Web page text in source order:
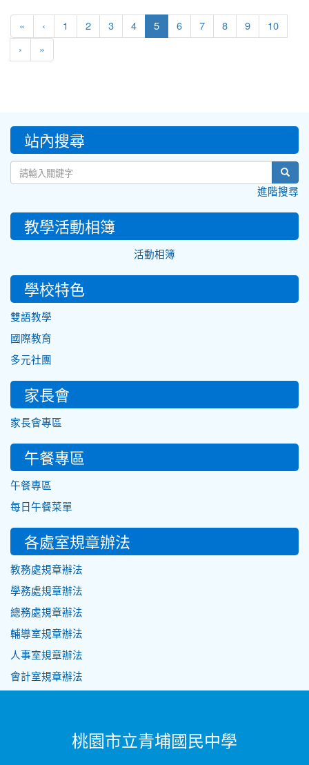
« ‹ 1 2 3 4 5(current)
6 7 8 9 10
› »
::: 站內搜尋
進階搜尋
教學活動相簿
活動相簿
學校特色
雙語教學
國際教育
多元社團
家長會
家長會專區
午餐專區
午餐專區
每日午餐菜單
各處室規章辦法
教務處規章辦法
學務處規章辦法
總務處規章辦法
輔導室規章辦法
人事室規章辦法
會計室規章辦法
桃園市立青埔國民中學